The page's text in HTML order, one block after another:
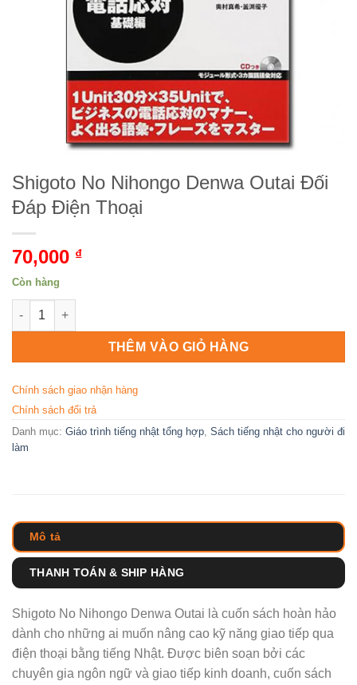
Shigoto No Nihongo Denwa Outai Đối
Đáp Điện Thoại
70,000 ₫
Còn hàng
Shigoto No Nihongo Denwa Outai Đối Đáp Điện Thoại số lượng
THÊM VÀO GIỎ HÀNG
Chính sách giao nhận hàng
Chính sách đổi trả
Danh mục: Giáo trình tiếng nhật tổng hợp Sách tiếng nhật cho người đi
làm
Mô tả
THANH TOÁN & SHIP HÀNG
Shigoto No Nihongo Denwa Outai là cuốn sách hoàn hảo
dành cho những ai muốn nâng cao kỹ năng giao tiếp qua
điện thoại bằng tiếng Nhật. Được biên soạn bởi các
chuyên gia ngôn ngữ và giao tiếp kinh doanh, cuốn sách